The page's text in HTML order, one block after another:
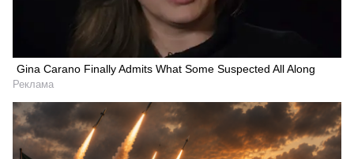
Gina Carano Finally Admits What Some Suspected All Along
Реклама